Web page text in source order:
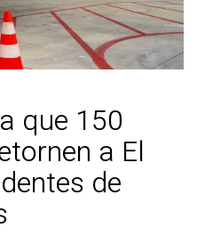
que 150
a El
de